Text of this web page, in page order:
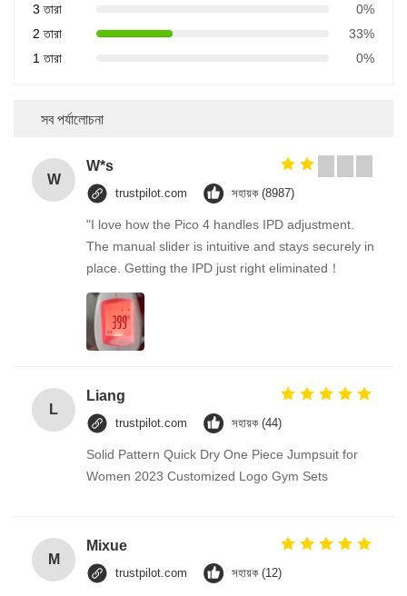
3 তারা
0%
2 তারা
33%
1 তারা
0%
সব পর্যালোচনা
W
W*s
trustpilot.com সহায়ক (8987)
"I love how the Pico 4 handles IPD adjustment.
The manual slider is intuitive and stays securely in
place. Getting the IPD just right eliminated！
L
Liang
trustpilot.com সহায়ক (44)
Solid Pattern Quick Dry One Piece Jumpsuit for
Women 2023 Customized Logo Gym Sets
M
Mixue
trustpilot.com সহায়ক (12)